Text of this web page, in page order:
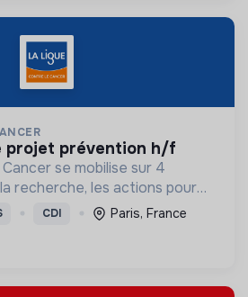
projet prévention h/f
se mobilise sur 4
recherche, les actions pour
la prévention & promotion
CDI Paris, France